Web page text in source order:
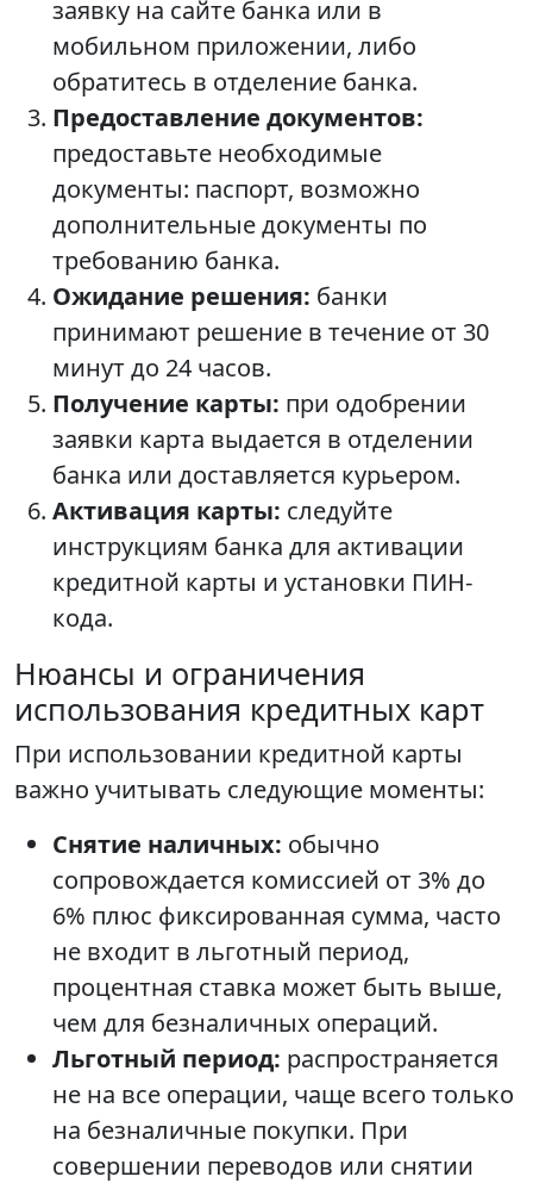
заявку на сайте банка или в
мобильном приложении, либо
обратитесь в отделение банка.
Предоставление документов:
предоставьте необходимые
документы: паспорт, возможно
дополнительные документы по
требованию банка.
Ожидание решения: банки
принимают решение в течение от 30
минут до 24 часов.
Получение карты: при одобрении
заявки карта выдается в отделении
банка или доставляется курьером.
Активация карты: следуйте
инструкциям банка для активации
кредитной карты и установки ПИН-
кода.
Нюансы и ограничения
использования кредитных карт
При использовании кредитной карты
важно учитывать следующие моменты:
Снятие наличных: обычно
сопровождается комиссией от 3% до
6% плюс фиксированная сумма, часто
не входит в льготный период,
процентная ставка может быть выше,
чем для безналичных операций.
Льготный период: распространяется
не на все операции, чаще всего только
на безналичные покупки. При
совершении переводов или снятии